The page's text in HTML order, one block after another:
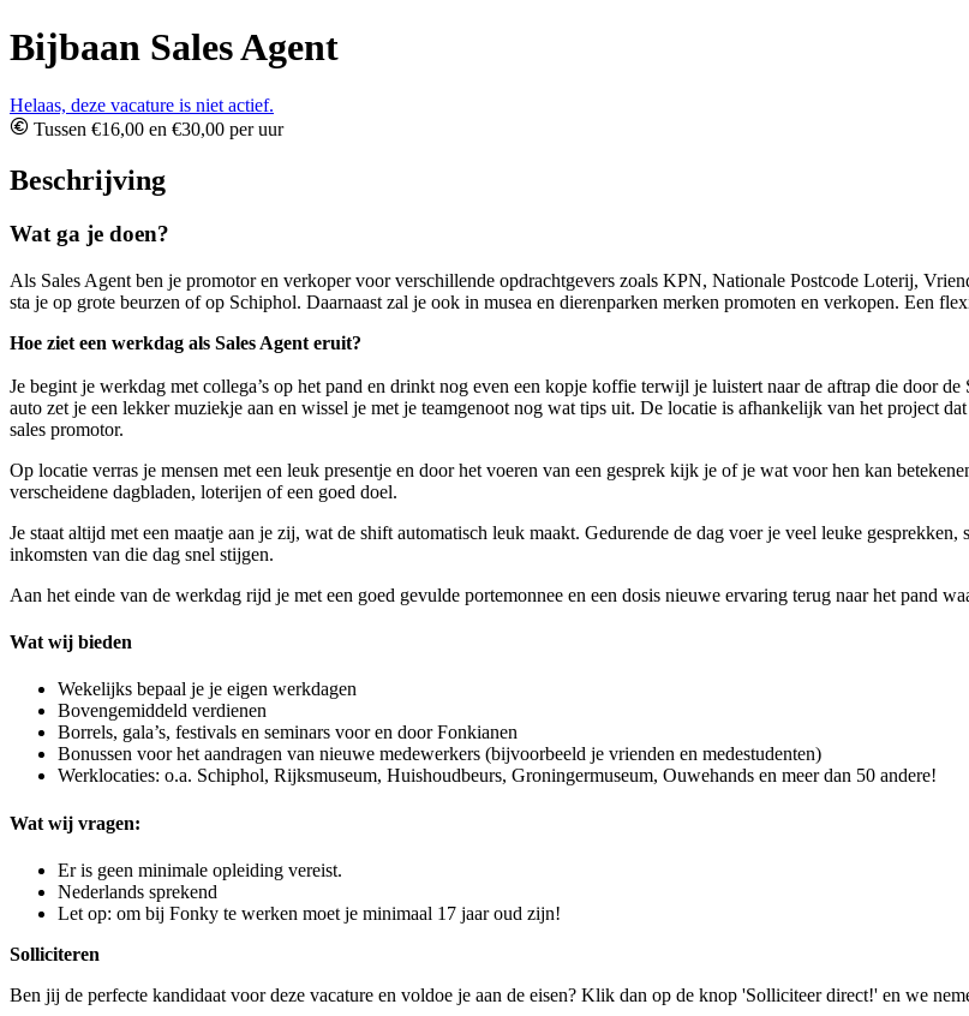
Bijbaan Sales Agent
Helaas, deze vacature is niet actief.
Tussen €16,00 en €30,00 per uur
Beschrijving
Wat ga je doen?
Als Sales Agent ben je promotor en verkoper voor verschillende opdrachtgevers zoals KPN, Nationale Postcode Loterij,
sta je op grote beurzen of op Schiphol. Daarnaast zal je ook in musea en dierenparken merken promoten en verkopen. Een
Hoe ziet een werkdag als Sales Agent eruit?
Je begint je werkdag met collega’s op het pand en drinkt nog even een kopje koffie terwijl je luistert naar de aftrap die door
auto zet je een lekker muziekje aan en wissel je met je teamgenoot nog wat tips uit. De locatie is afhankelijk van het project
sales promotor.
Op locatie verras je mensen met een leuk presentje en door het voeren van een gesprek kijk je of je wat voor hen kan
verscheidene dagbladen, loterijen of een goed doel.
Je staat altijd met een maatje aan je zij, wat de shift automatisch leuk maakt. Gedurende de dag voer je veel leuke
inkomsten van die dag snel stijgen.
Aan het einde van de werkdag rijd je met een goed gevulde portemonnee en een dosis nieuwe ervaring terug naar het pand
Wat wij bieden
Wekelijks bepaal je je eigen werkdagen
Bovengemiddeld verdienen
Borrels, gala’s, festivals en seminars voor en door Fonkianen
Bonussen voor het aandragen van nieuwe medewerkers (bijvoorbeeld je vrienden en medestudenten)
Werklocaties: o.a. Schiphol, Rijksmuseum, Huishoudbeurs, Groningermuseum, Ouwehands en meer dan 50 andere!
Wat wij vragen:
Er is geen minimale opleiding vereist.
Nederlands sprekend
Let op: om bij Fonky te werken moet je minimaal 17 jaar oud zijn!
Solliciteren
Ben jij de perfecte kandidaat voor deze vacature en voldoe je aan de eisen? Klik dan op de knop 'Solliciteer direct!' en we